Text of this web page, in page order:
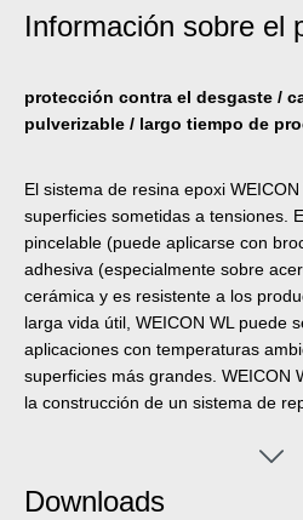
Información sobre el
protección contra el desgaste /
pulverizable / largo tiempo de
El sistema de resina epoxi
superficies sometidas a tensiones.
pincelable (puede aplicarse con
adhesiva (especialmente sobre
cerámica y es resistente a los
larga vida útil, WEICON WL puede
aplicaciones con temperaturas
superficies más grandes. WEICON
la construcción de un sistema de
es una resina epoxi de 2
inoxidable sometidas a cargas
Downloads